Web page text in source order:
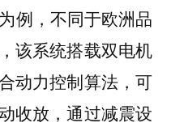
例，不同于欧洲品
该系统搭载双电机
动力控制算法，可
收放，通过减震设